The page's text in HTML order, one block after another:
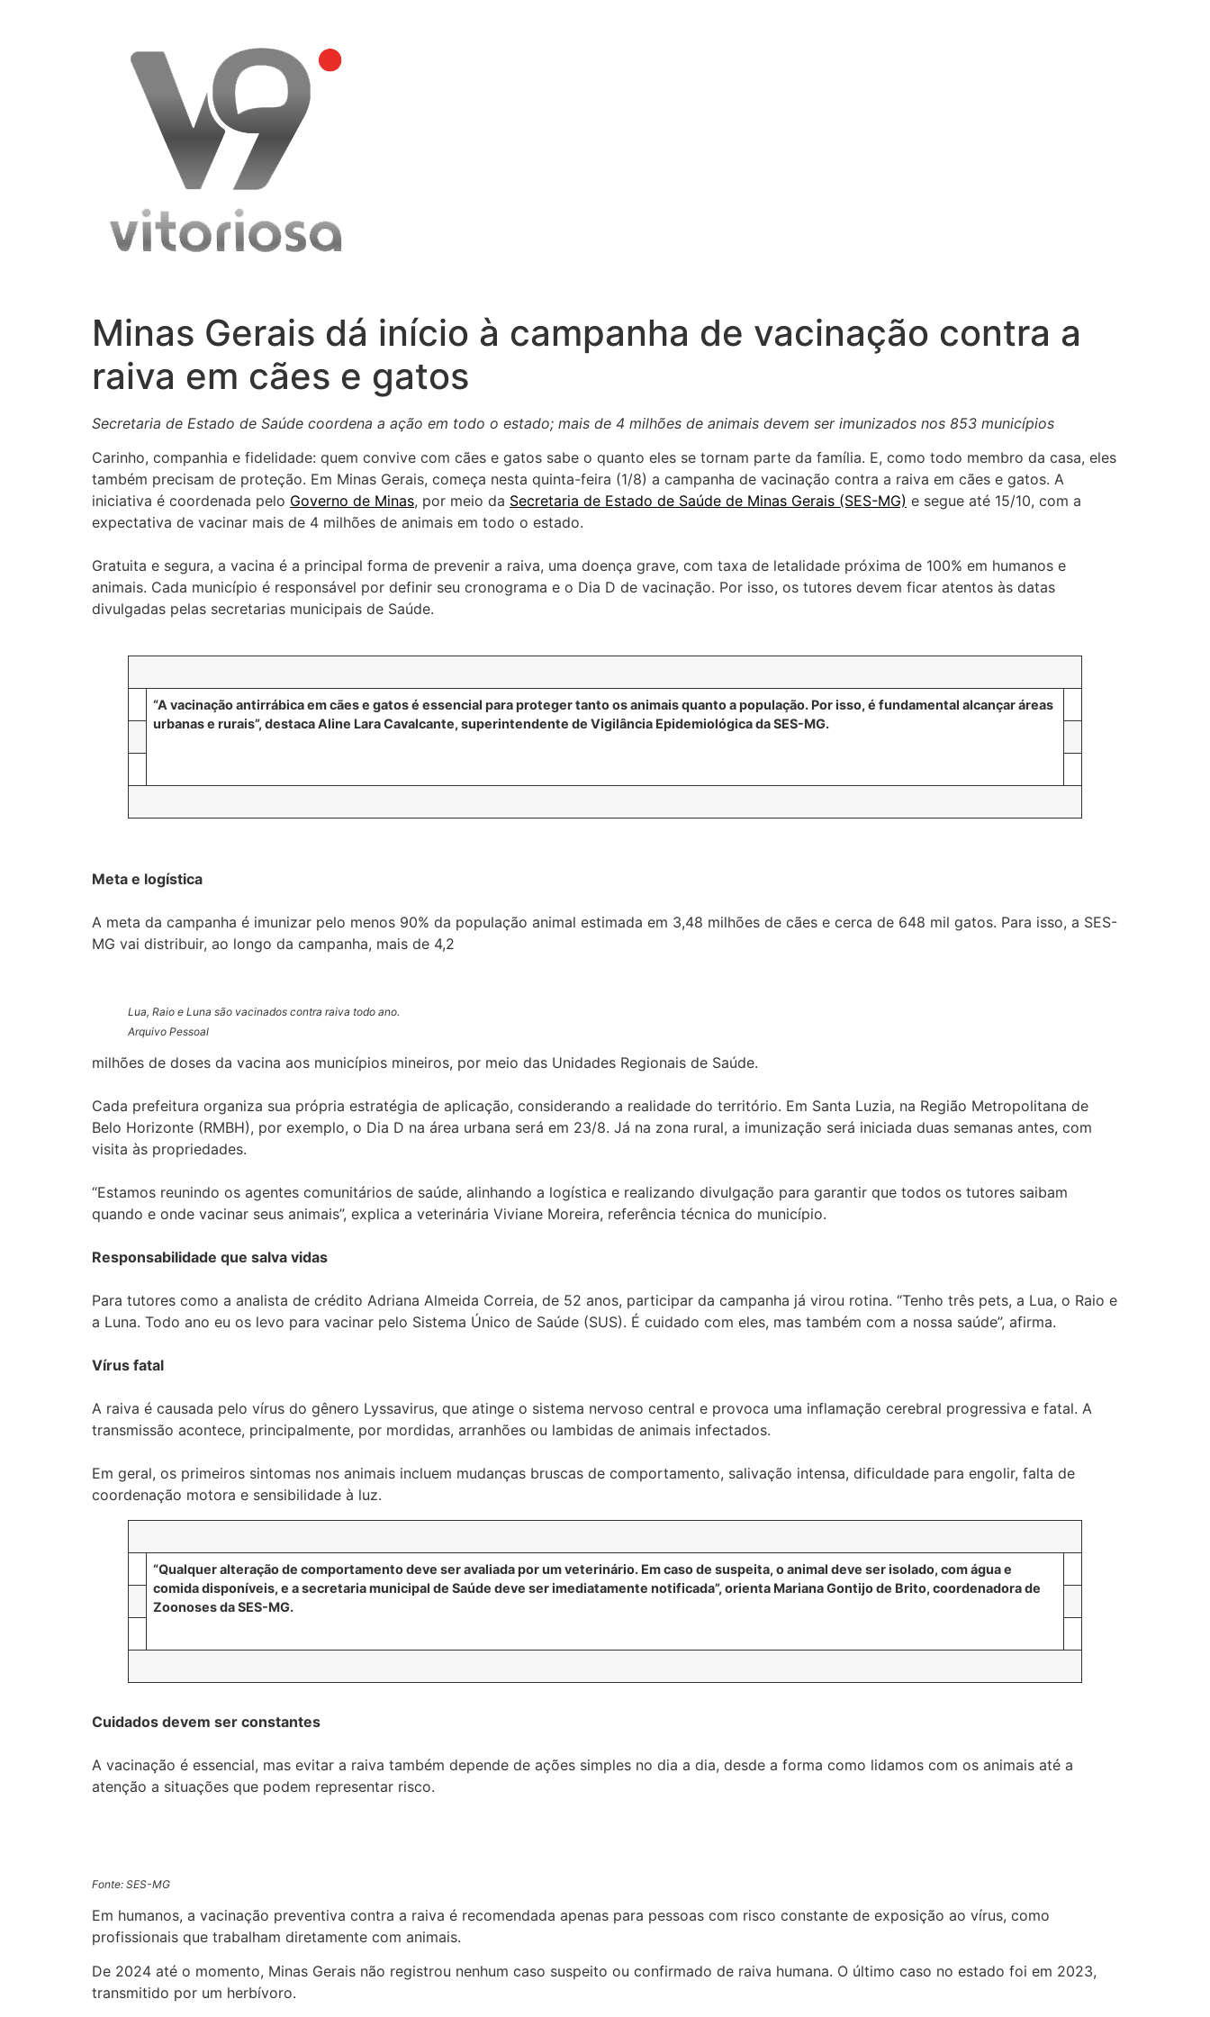
Minas Gerais dá início à campanha de vacinação contra a
raiva em cães e gatos
Secretaria de Estado de Saúde coordena a ação em todo o estado; mais de 4 milhões de animais devem ser imunizados nos 853 municípios
Carinho, companhia e fidelidade: quem convive com cães e gatos sabe o quanto eles se tornam parte da família. E, como todo membro da casa, eles
também precisam de proteção. Em Minas Gerais, começa nesta quinta-feira (1/8) a campanha de vacinação contra a raiva em cães e gatos. A
iniciativa é coordenada pelo Governo de Minas, por meio da Secretaria de Estado de Saúde de Minas Gerais (SES-MG) e segue até 15/10, com a
expectativa de vacinar mais de 4 milhões de animais em todo o estado.
Gratuita e segura, a vacina é a principal forma de prevenir a raiva, uma doença grave, com taxa de letalidade próxima de 100% em humanos e
animais. Cada município é responsável por definir seu cronograma e o Dia D de vacinação. Por isso, os tutores devem ficar atentos às datas
divulgadas pelas secretarias municipais de Saúde.
“A vacinação antirrábica em cães e gatos é essencial para proteger tanto os animais quanto a população. Por isso, é fundamental alcançar áreas
urbanas e rurais”, destaca Aline Lara Cavalcante, superintendente de Vigilância Epidemiológica da SES-MG.
Meta e logística
A meta da campanha é imunizar pelo menos 90% da população animal estimada em 3,48 milhões de cães e cerca de 648 mil gatos. Para isso, a SES-
MG vai distribuir, ao longo da campanha, mais de 4,2
Lua, Raio e Luna são vacinados contra raiva todo ano.
Arquivo Pessoal
milhões de doses da vacina aos municípios mineiros, por meio das Unidades Regionais de Saúde.
Cada prefeitura organiza sua própria estratégia de aplicação, considerando a realidade do território. Em Santa Luzia, na Região Metropolitana de
Belo Horizonte (RMBH), por exemplo, o Dia D na área urbana será em 23/8. Já na zona rural, a imunização será iniciada duas semanas antes, com
visita às propriedades.
“Estamos reunindo os agentes comunitários de saúde, alinhando a logística e realizando divulgação para garantir que todos os tutores saibam
quando e onde vacinar seus animais”, explica a veterinária Viviane Moreira, referência técnica do município.
Responsabilidade que salva vidas
Para tutores como a analista de crédito Adriana Almeida Correia, de 52 anos, participar da campanha já virou rotina. “Tenho três pets, a Lua, o Raio e
a Luna. Todo ano eu os levo para vacinar pelo Sistema Único de Saúde (SUS). É cuidado com eles, mas também com a nossa saúde”, afirma.
Vírus fatal
A raiva é causada pelo vírus do gênero Lyssavirus, que atinge o sistema nervoso central e provoca uma inflamação cerebral progressiva e fatal. A
transmissão acontece, principalmente, por mordidas, arranhões ou lambidas de animais infectados.
Em geral, os primeiros sintomas nos animais incluem mudanças bruscas de comportamento, salivação intensa, dificuldade para engolir, falta de
coordenação motora e sensibilidade à luz.
“Qualquer alteração de comportamento deve ser avaliada por um veterinário. Em caso de suspeita, o animal deve ser isolado, com água e
comida disponíveis, e a secretaria municipal de Saúde deve ser imediatamente notificada”, orienta Mariana Gontijo de Brito, coordenadora de
Zoonoses da SES-MG.
Cuidados devem ser constantes
A vacinação é essencial, mas evitar a raiva também depende de ações simples no dia a dia, desde a forma como lidamos com os animais até a
atenção a situações que podem representar risco.
Fonte: SES-MG
Em humanos, a vacinação preventiva contra a raiva é recomendada apenas para pessoas com risco constante de exposição ao vírus, como
profissionais que trabalham diretamente com animais.
De 2024 até o momento, Minas Gerais não registrou nenhum caso suspeito ou confirmado de raiva humana. O último caso no estado foi em 2023,
transmitido por um herbívoro.